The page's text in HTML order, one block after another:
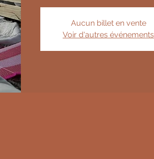
Aucun billet en vente
Voir d'autres événements